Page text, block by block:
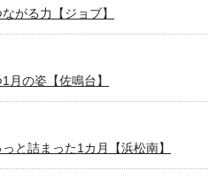
がる力【ジョブ】
月の姿【佐鳴台】
と詰まった1カ月【浜松南】